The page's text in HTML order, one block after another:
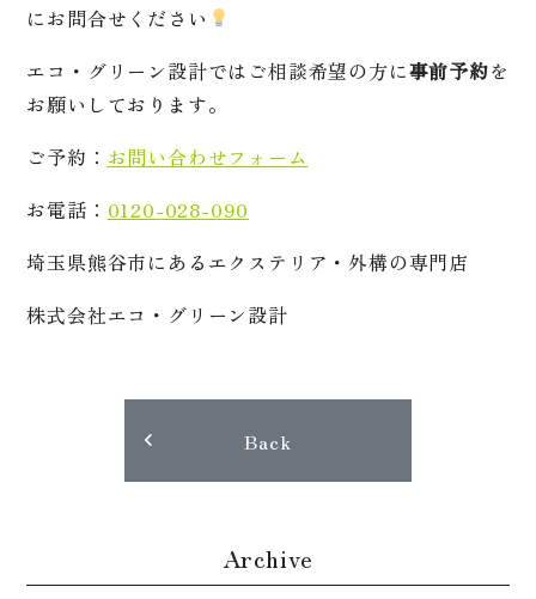
にお問合せください
エコ・グリーン設計ではご相談希望の方に事前予約を
お願いしております。
ご予約： お問い合わせフォーム
お電話： 0120-028-090
埼玉県熊谷市にあるエクステリア・外構の専門店
株式会社エコ・グリーン設計
Back
Archive